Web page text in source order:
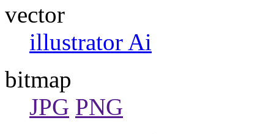
vector
illustrator Ai
bitmap
JPG PNG